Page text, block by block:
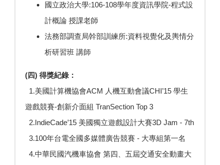
國立政治大學:106-108學年度資訊學院-程式設
計概論 授課老師
法務部調查局幹部訓練所:資料視覺化及輿情分
析研習班 講師
(四) 得獎紀錄：
1.美國計算機協會ACM 人機互動會議CHI’15 學生
遊戲競賽-創新介面組 TranSection Top 3
2.IndieCade’15 美國獨立遊戲設計大賽3D Jam - 7th
3.100年台電全國多媒體廣告競賽 - 大專組第一名
4.中華民國汽機車協會 第四、五屆交通安全動畫大